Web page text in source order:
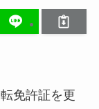
免許証を更